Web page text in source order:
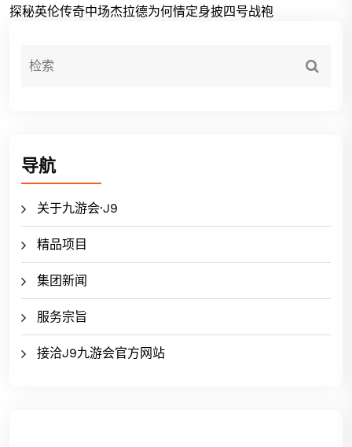
探秘英伦传奇中场杰拉德为何情定身披四号战袍
导航
关于九游会·J9
精品项目
集团新闻
服务宗旨
接洽J9九游会官方网站